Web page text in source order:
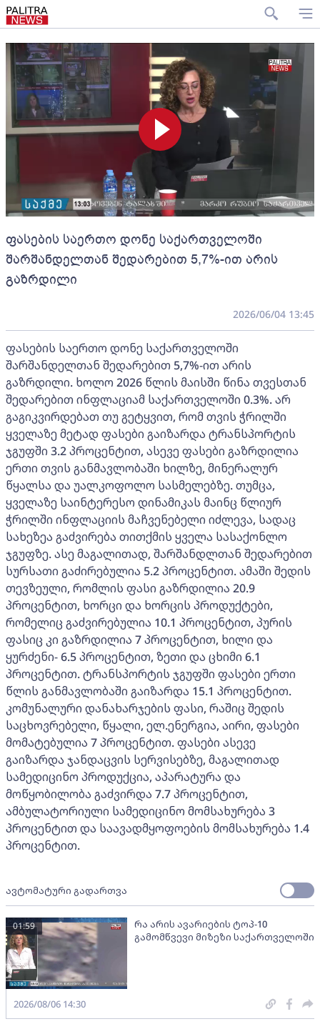
ფასების საერთო დონე საქართველოში
შარშანდელთან შედარებით 5,7%-ით არის
გაზრდილი
2026/06/04 13:45
ფასების საერთო დონე საქართველოში
შარშანდელთან შედარებით 5,7%-ით არის
გაზრდილი. ხოლო 2026 წლის მაისში წინა თვესთან
შედარებით ინფლაციამ საქართველოში 0.3%. არ
გაგიკვირდებათ თუ გეტყვით, რომ თვის ჭრილში
ყველაზე მეტად ფასები გაიზარდა ტრანსპორტის
ჯგუფში 3.2 პროცენტით, ასევე ფასები გაზრდილია
ერთი თვის განმავლობაში ხილზე, მინერალურ
წყალსა და უალკოფოლო სასმელებზე. თუმცა,
ყველაზე საინტერესო დინამიკას მაინც წლიურ
ჭრილში ინფლაციის მაჩვენებელი იძლევა, სადაც
სახეზეა გაძვირება თითქმის ყველა სასაქონლო
ჯგუფზე. ასე მაგალითად, შარშანდლთან შედარებით
სურსათი გაძირებულია 5.2 პროცენტით. ამაში შედის
თევზეული, რომლის ფასი გაზრდილია 20.9
პროცენტით, ხორცი და ხორცის პროდუქტები,
რომელიც გაძვირებულია 10.1 პროცენტით, პურის
ფასიც კი გაზრდილია 7 პროცენტით, ხილი და
ყურძენი- 6.5 პროცენტით, ზეთი და ცხიმი 6.1
პროცენტით. ტრანსპორტის ჯგუფში ფასები ერთი
წლის განმავლობაში გაიზარდა 15.1 პროცენტით.
კომუნალური დანახარჯების ფასი, რაშიც შედის
საცხოვრებელი, წყალი, ელ.ენერგია, აირი, ფასები
მომატებულია 7 პროცენტით. ფასები ასევე
გაიზარდა ჯანდაცვის სერვისებზე, მაგალითად
სამედიცინო პროდუქცია, აპარატურა და
მოწყობილობა გაძვირდა 7.7 პროცენტით,
ამბულატორიული სამედიცინო მომსახურება 3
პროცენტით და საავადმყოფოების მომსახურება 1.4
პროცენტით.
ავტომატური გადართვა
რა არის ავარიების ტოპ-10
გამომწვევი მიზეზი საქართველოში
01:59
2026/08/06 14:30